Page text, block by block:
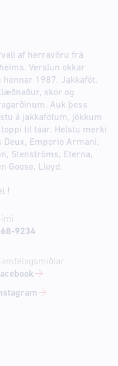
af herravöru frá
Verslun okkar
1987. Jakkaföt,
skór og
Auk þess
á jakkafötum, jökkum
til táar. Helstu merki
Deux, Emporio Armani,
Stenströms, Eterna,
Goose, Lloyd.
!
9234